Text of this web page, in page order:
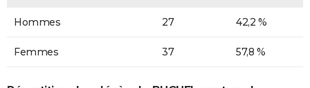
Hommes 27 42,2 %
Femmes 37 57,8 %